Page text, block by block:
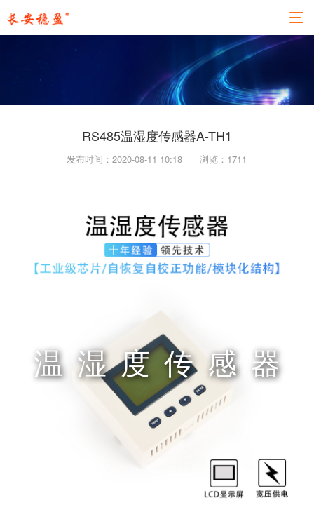
温湿度传感器
RS485温湿度传感器A-TH1
发布时间：2020-08-11 10:18 浏览： 1711